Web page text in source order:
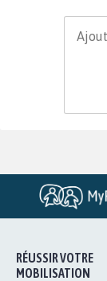
RÉUSSIR VOTRE
MOBILISATION